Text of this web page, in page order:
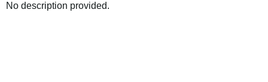
No description provided.